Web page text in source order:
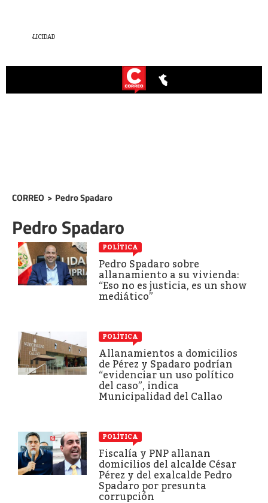
CORREO > Pedro Spadaro
Pedro Spadaro
POLÍTICA
Pedro Spadaro sobre
allanamiento a su vivienda:
“Eso no es justicia, es un show
mediático”
POLÍTICA
Allanamientos a domicilios
de Pérez y Spadaro podrían
“evidenciar un uso político
del caso”, indica
Municipalidad del Callao
POLÍTICA
Fiscalía y PNP allanan
domicilios del alcalde César
Pérez y del exalcalde Pedro
Spadaro por presunta
corrupción